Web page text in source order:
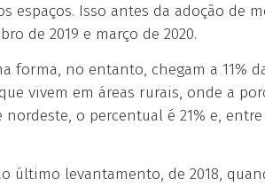
espaços. Isso antes da adoção de
de 2019 e março de 2020.
forma, no entanto, chegam a 11%
vivem em áreas rurais, onde a
o percentual é 21% e,
último levantamento, de 2018,